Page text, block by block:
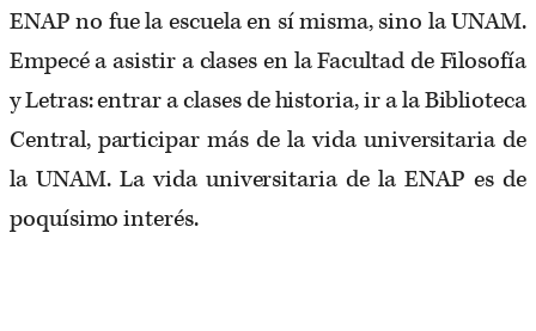
ENAP no fue la escuela en sí misma, sino la UNAM.
Empecé a asistir a clases en la Facultad de Filosofía
y Letras: entrar a clases de historia, ir a la Biblioteca
Central, participar más de la vida universitaria de
la UNAM. La vida universitaria de la ENAP es de
poquísimo interés.